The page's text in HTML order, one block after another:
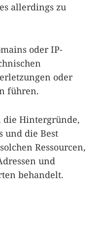
allerdings zu
oder IP-
oder
führen.
Hintergründe,
und die Best
Ressourcen,
und
behandelt.